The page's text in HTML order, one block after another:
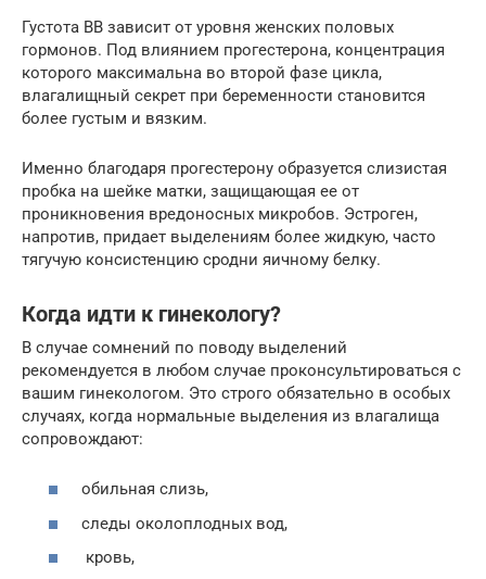
Густота ВВ зависит от уровня женских половых
гормонов. Под влиянием прогестерона, концентрация
которого максимальна во второй фазе цикла,
влагалищный секрет при беременности становится
более густым и вязким.
Именно благодаря прогестерону образуется слизистая
пробка на шейке матки, защищающая ее от
проникновения вредоносных микробов. Эстроген,
напротив, придает выделениям более жидкую, часто
тягучую консистенцию сродни яичному белку.
Когда идти к гинекологу?
В случае сомнений по поводу выделений
рекомендуется в любом случае проконсультироваться с
вашим гинекологом. Это строго обязательно в особых
случаях, когда нормальные выделения из влагалища
сопровождают:
обильная слизь,
следы околоплодных вод,
кровь,